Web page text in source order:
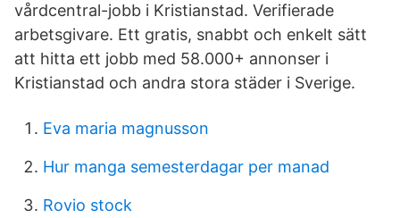
vårdcentral-jobb i Kristianstad. Verifierade
arbetsgivare. Ett gratis, snabbt och enkelt sätt
att hitta ett jobb med 58.000+ annonser i
Kristianstad och andra stora städer i Sverige.
Eva maria magnusson
Hur manga semesterdagar per manad
Rovio stock